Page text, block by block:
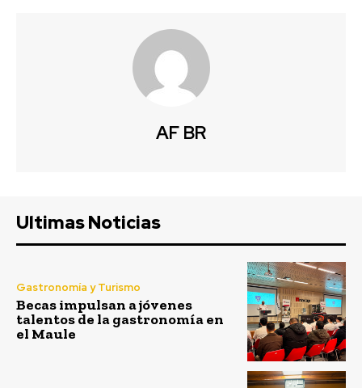
AF BR
Ultimas Noticias
Gastronomía y Turismo
Becas impulsan a jóvenes
talentos de la gastronomía en
el Maule